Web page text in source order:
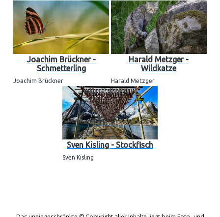
Joachim Brückner -
Schmetterling
Joachim Brückner
Harald Metzger -
Wildkatze
Harald Metzger
Sven Kisling - Stockfisch
Sven Kisling